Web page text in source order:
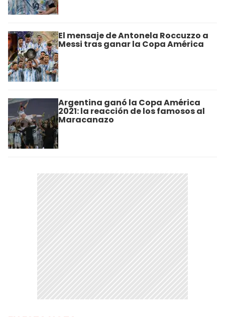
El mensaje de Antonela Roccuzzo a
Messi tras ganar la Copa América
Argentina ganó la Copa América
2021: la reacción de los famosos al
Maracanazo